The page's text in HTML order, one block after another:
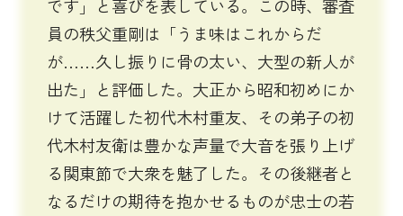
です」と喜びを表している。この時、審査
員の秩父重剛は「うま味はこれからだ
が……久し振りに骨の太い、大型の新人が
出た」と評価した。大正から昭和初めにか
けて活躍した初代木村重友、その弟子の初
代木村友衛は豊かな声量で大音を張り上げ
る関東節で大衆を魅了した。その後継者と
なるだけの期待を抱かせるものが忠士の若